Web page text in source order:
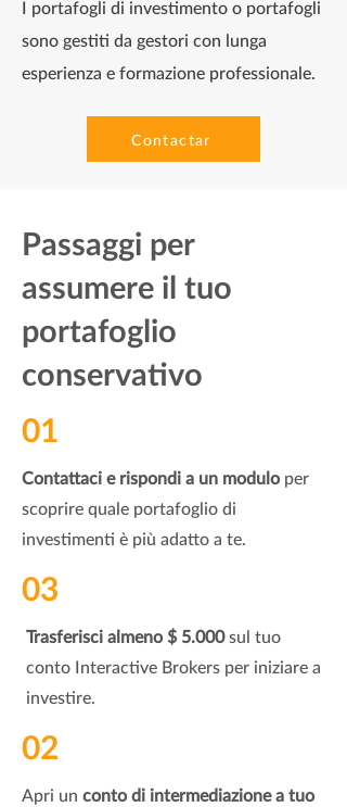
I portafogli di investimento o portafogli
sono gestiti da gestori con lunga
esperienza e formazione professionale.
Contactar
Passaggi per
assumere il tuo
portafoglio
conservativo
01
Contattaci e rispondi a un modulo per
scoprire quale portafoglio di
investimenti è più adatto a te.
03
Trasferisci almeno $ 5.000sul tuo
conto Interactive Brokers per iniziare a
investire.
02
Apri un conto di intermediazione a tuo